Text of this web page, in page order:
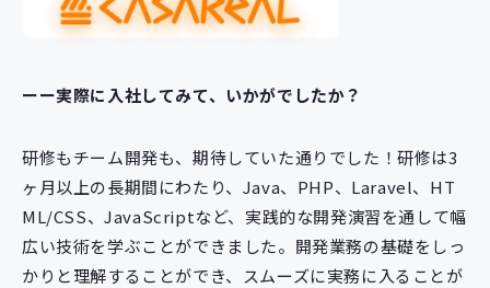
ーー実際に入社してみて、いかがでしたか？
研修もチーム開発も、期待していた通りでした！研修は3
ヶ月以上の長期間にわたり、Java、PHP、Laravel、HT
ML/CSS、JavaScriptなど、実践的な開発演習を通して幅
広い技術を学ぶことができました。開発業務の基礎をしっ
かりと理解することができ、スムーズに実務に入ることが